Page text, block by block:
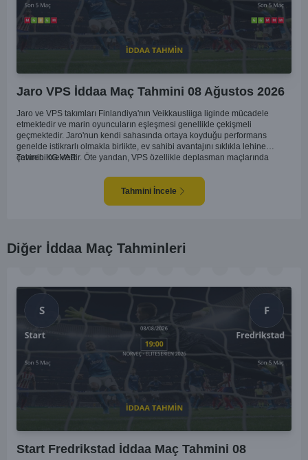
Jaro VPS İddaa Maç Tahmini 08 Ağustos 2026
Jaro ve VPS takımları Finlandiya'nın Veikkausliiga liginde mücadele
etmektedir ve marin oyuncuların eşleşmesi genellikle çekişmeli
geçmektedir. Jaro'nun kendi sahasında ortaya koyduğu performans
genelde istikrarlı olmakla birlikte, ev sahibi avantajını sıklıkla lehine
çevirebilmektedir. Öte yandan, VPS özellikle deplasman maçlarında
anlar yakalayabilmektedir. İki takım arasındaki tarihsel rekabet dikkate
alındığında, maçın dengede geçmesi olasıdır ve her iki tarafın da gol
şansı bulunmaktadır. Özellikle Jaro'nun savunma zaafları ve VPS'nin hızlı
Tahmin KG VAR
Tahmini İncele
Diğer İddaa Maç Tahminleri
Start Fredrikstad İddaa Maç Tahmini 08